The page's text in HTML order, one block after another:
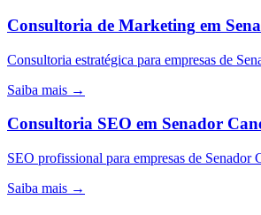
Consultoria de Marketing em
Consultoria estratégica para empresas de
Saiba mais →
Consultoria SEO em Senador
SEO profissional para empresas de
Saiba mais →